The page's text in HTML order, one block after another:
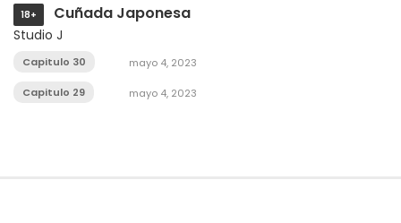
18+ Cuñada Japonesa
Studio J
Capitulo 30 mayo 4, 2023
Capitulo 29 mayo 4, 2023